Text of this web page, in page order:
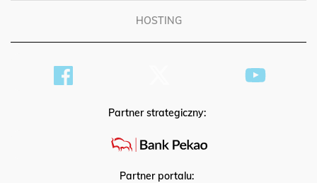
HOSTING
Partner strategiczny:
Partner portalu: